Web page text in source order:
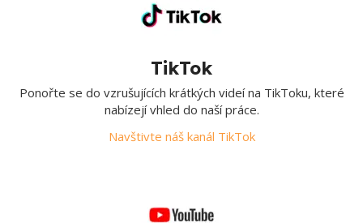
TikTok
Ponořte se do vzrušujících krátkých videí na TikToku, které
nabízejí vhled do naší práce.
Navštivte náš kanál TikTok